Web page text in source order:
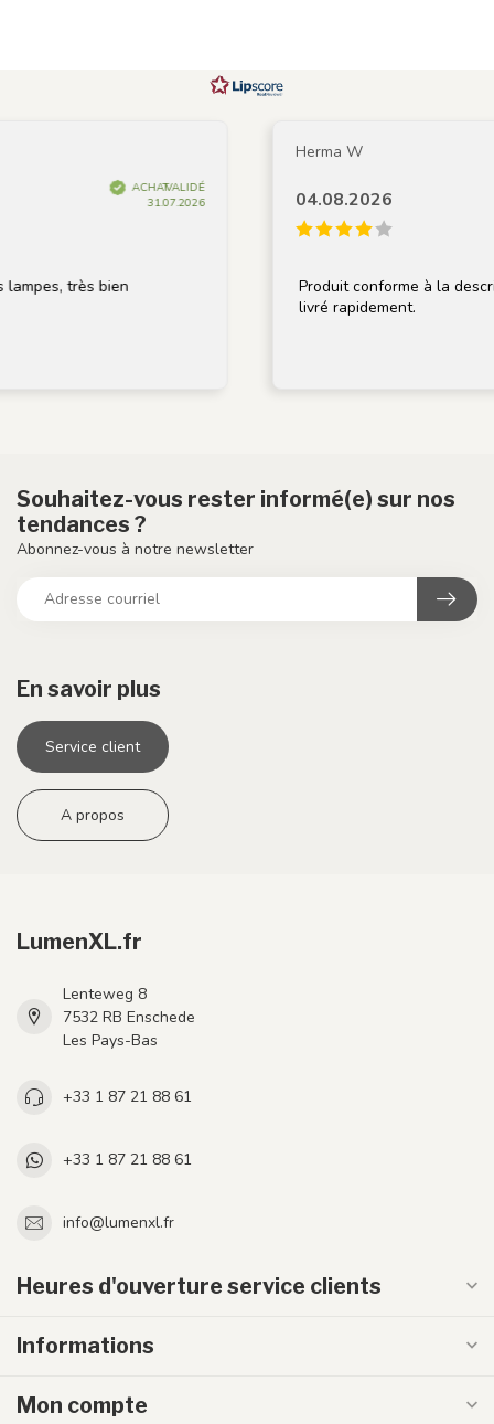
ACHAT VALIDÉ
bien
04.08.2026
Produit conforme à la description,
livré rapidement.
En savoir plus
Service client
A propos
Souhaitez-vous rester informé(e) sur nos
tendances ?
Abonnez-vous à notre newsletter
LumenXL.fr
Lenteweg 8
7532 RB Enschede
Les Pays-Bas
+33 1 87 21 88 61
+33 1 87 21 88 61
info@lumenxl.fr
Heures d'ouverture service clients
Informations
Mon compte